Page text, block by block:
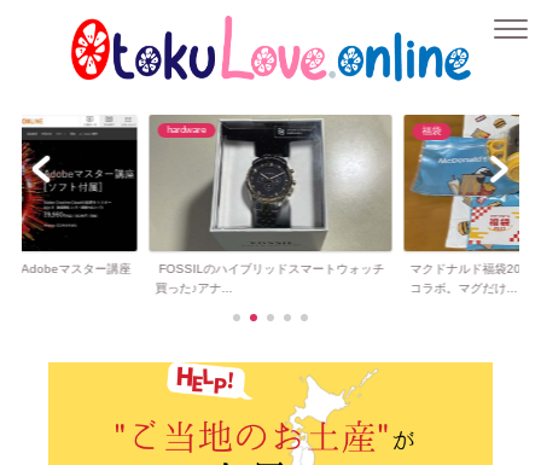
のAdobeマスター講座
hardware
FOSSILのハイブリッドスマートウォッチ
買った♪アナ...
福袋
マクドナルド福袋2023
コラボ。マグだけ...